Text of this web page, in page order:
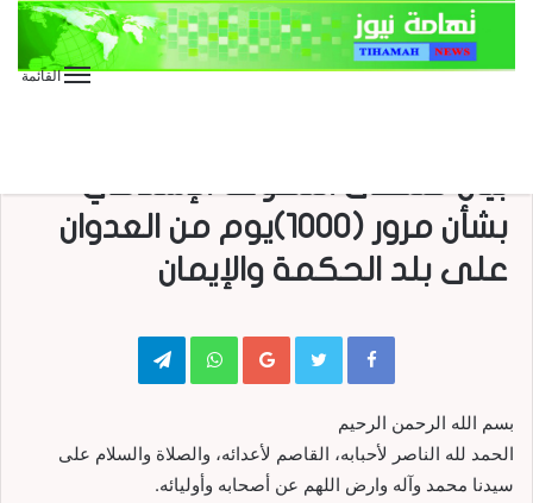
القائمة
بيان ملتقى التصوف الإسلامي
بشأن مرور (1000)يوم من العدوان
على بلد الحكمة والإيمان
Google+
WhatsApp
Telegram
بسم الله الرحمن الرحيم
الحمد لله الناصر لأحبابه، القاصم لأعدائه، والصلاة والسلام على
سيدنا محمد وآله وارض اللهم عن أصحابه وأوليائه.